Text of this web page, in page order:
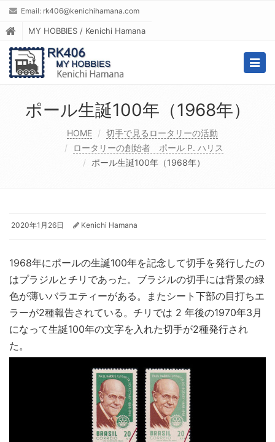
Email: rk406@kenichihamana.com
MY HOBBIES / Kenichi Hamana
ポール生誕100年（1968年）
HOME
切手で見るロータリーの活動
ロータリーの創始者 ポール P. ハリス
ポール生誕100年（1968年）
2020年1月26日 Kenichi Hamana
1968年にポールの生誕100年を記念して切手を発行したの
はプラジルとチリであった。ブラジルの切手には背景の緑
色が薄いバラエティーがある。またシート下部の目打ちエ
ラーが2種報告されている。チリでは 2 年後の1970年3月
になって生誕100年の文字を入れた切手が2種発行され
た。